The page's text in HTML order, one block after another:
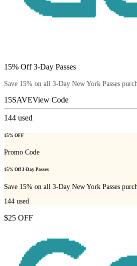
15% Off 3-Day Passes
Save 15% on all 3-Day New York Passes
15SAVEView Code
144 used
15% OFF
Promo Code
15% Off 3-Day Passes
Save 15% on all 3-Day New York Passes
144 used
$25 OFF